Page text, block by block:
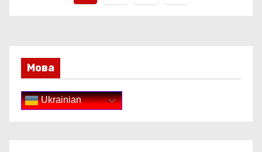
н
а
Мова
Ukrainian